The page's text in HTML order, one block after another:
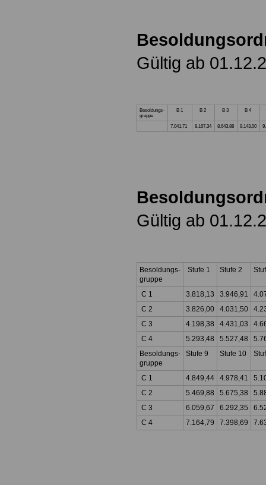
Gültig ab
Besoldungs-
gruppe
B 1 B 2 B 3 B 4
7.041,71 8.167,34 8.643,88 9.143,00
Gültig ab
Besoldungs-
gruppe
Stufe 1 Stufe 2
C 1 3.818,13 3.946,91
C 2
3.826,00 4.031,50
C 3
4.198,38 4.431,03
C 4
5.293,48 5.527,48
Besoldungs-
gruppe
Stufe 9 Stufe 10
C 1 4.849,44 4.978,41
C 2
5.469,88 5.675,38
C 3
6.059,67 6.292,35
C 4
7.164,79 7.398,69